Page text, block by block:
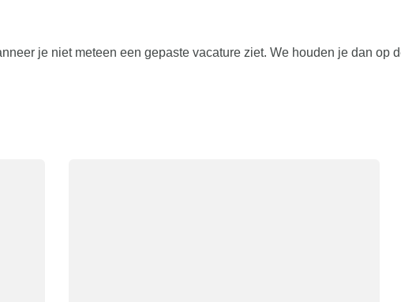
je niet meteen een gepaste vacature ziet. We houden je dan op